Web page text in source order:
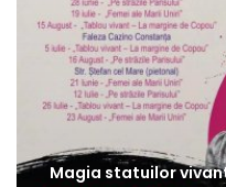
Magia statuilor